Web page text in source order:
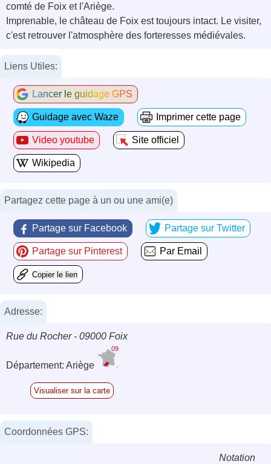
comté de Foix et l'Ariège.
Imprenable, le château de Foix est toujours intact. Le visiter,
c'est retrouver l'atmosphère des forteresses médiévales.
Liens Utiles:
Lancer le guidage GPS
Guidage avec Waze Imprimer cette page
Video youtube Site officiel
Wikipedia
Partagez cette page à un ou une ami(e)
Partage sur Facebook Partage sur Twitter
Partage sur Pinterest Par Email
Copier le lien
Adresse:
Rue du Rocher - 09000 Foix
Département: Ariège
09
Visualiser sur la carte
Coordonnées GPS:
Notation